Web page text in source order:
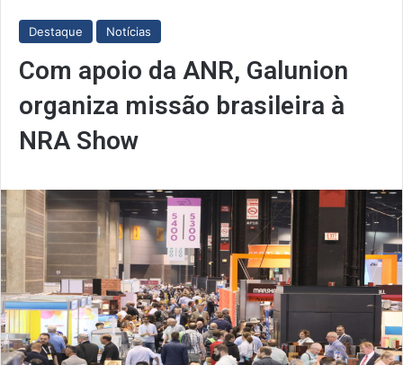
Destaque Notícias
Com apoio da ANR, Galunion
organiza missão brasileira à
NRA Show